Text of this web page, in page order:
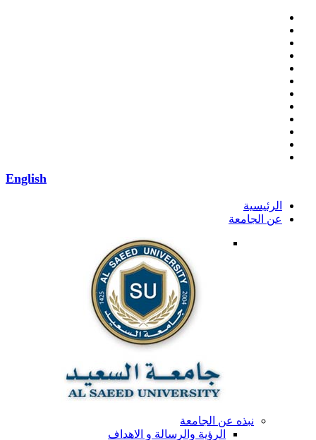
English
الرئيسية
عن الجامعة
نبذه عن الجامعة
الرؤية والرسالة و الاهداف